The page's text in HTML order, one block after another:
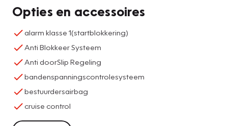
Opties en accessoires
alarm klasse 1(startblokkering)
Anti Blokkeer Systeem
Anti doorSlip Regeling
bandenspanningscontrolesysteem
bestuurdersairbag
cruise control